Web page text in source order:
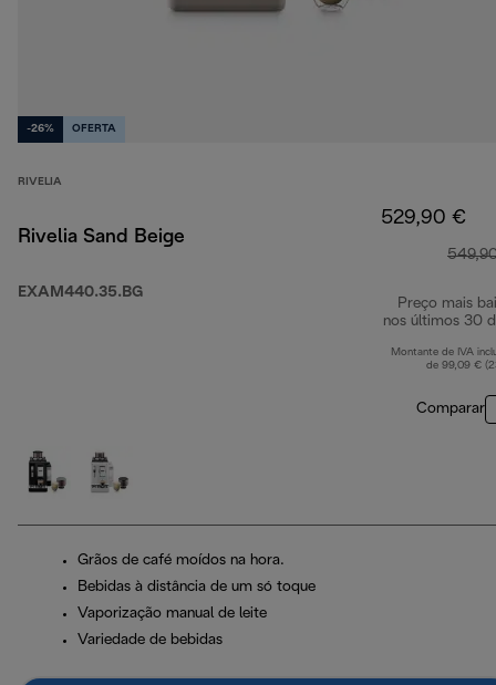
-26% OFERTA
RIVELIA
Rivelia Sand Beige
EXAM440.35.BG
529,90 €
Preço mais
nos últimos 30
Montante de IVA
de 99,09 €
Comparar
Grãos de café moídos na hora.
Bebidas à distância de um só toque
Vaporização manual de leite
Variedade de bebidas